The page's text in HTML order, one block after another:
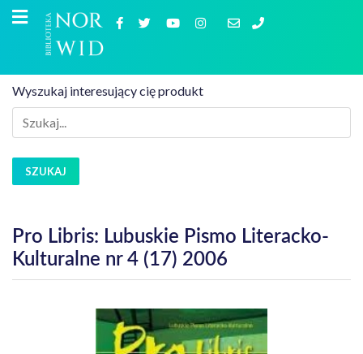
Wyszukaj interesujący cię produkt
SZUKAJ
Pro Libris: Lubuskie Pismo Literacko-
Kulturalne nr 4 (17) 2006